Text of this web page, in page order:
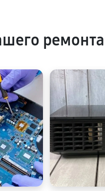
ремонта